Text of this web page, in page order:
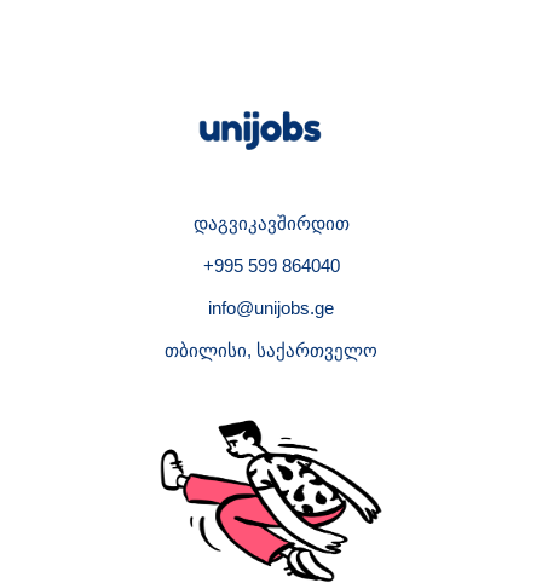
დაგვიკავშირდით
+995 599 864040
info@unijobs.ge
თბილისი, საქართველო